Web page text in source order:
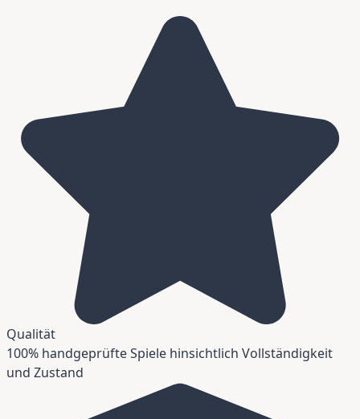
Qualität
100% handgeprüfte Spiele hinsichtlich Vollständigkeit
und Zustand